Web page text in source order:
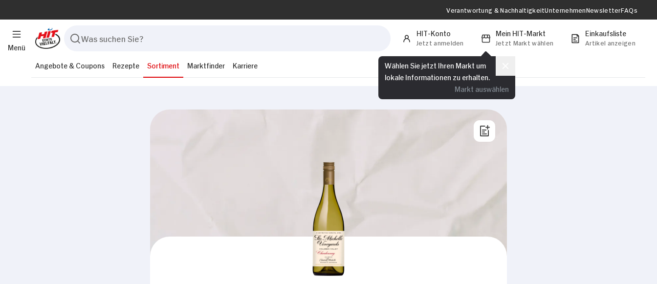
Menü
Verantwortung & NachhaltigkeitUnternehmenNewsletterFAQs
HIT-Konto
Jetzt anmelden
Mein HIT-Markt
Jetzt Markt wählen
Wählen Sie jetzt Ihren Markt um
lokale Informationen zu erhalten.
Markt auswählen
Einkaufsliste
Artikel anzeigen
Angebote & Coupons Rezepte Sortiment Marktfinder Karriere